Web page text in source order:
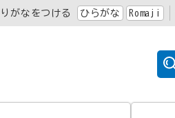
がなをつける ひらがな Romaji